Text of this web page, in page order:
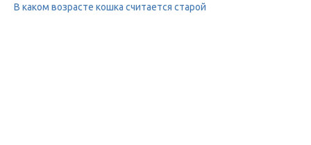
В каком возрасте кошка считается старой